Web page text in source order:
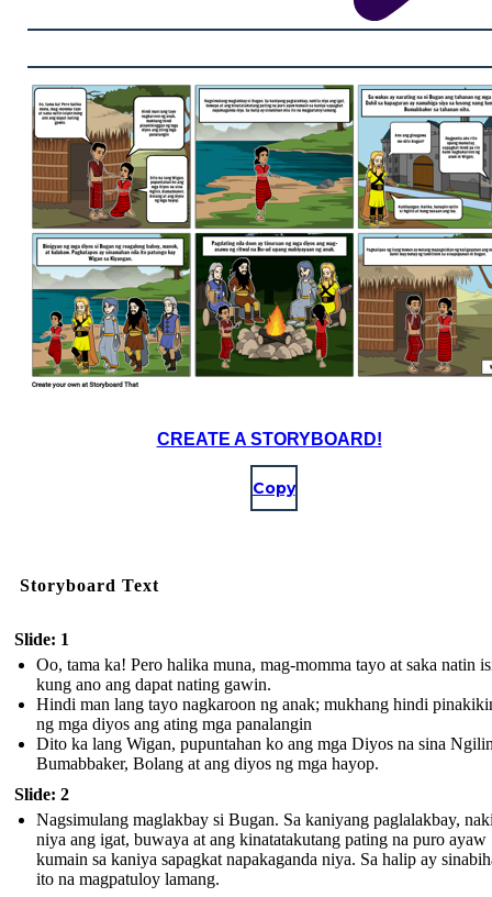
CREATE A STORYBOARD!
Copy
Storyboard Text
Slide: 1
Oo, tama ka! Pero halika muna, mag-momma tayo at saka natin
kung ano ang dapat nating gawin.
Hindi man lang tayo nagkaroon ng anak; mukhang hindi
ng mga diyos ang ating mga panalangin
Dito ka lang Wigan, pupuntahan ko ang mga Diyos na sina
Bumabbaker, Bolang at ang diyos ng mga hayop.
Slide: 2
Nagsimulang maglakbay si Bugan. Sa kaniyang paglalakbay,
niya ang igat, buwaya at ang kinatatakutang pating na puro ayaw
kumain sa kaniya sapagkat napakaganda niya. Sa halip ay
ito na magpatuloy lamang.